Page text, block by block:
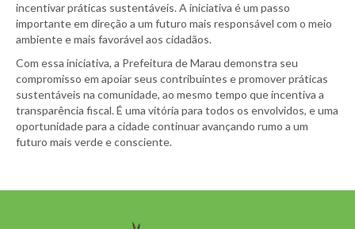
incentivar práticas sustentáveis. A iniciativa é um passo
importante em direção a um futuro mais responsável com o meio
ambiente e mais favorável aos cidadãos.
Com essa iniciativa, a Prefeitura de Marau demonstra seu
compromisso em apoiar seus contribuintes e promover práticas
sustentáveis na comunidade, ao mesmo tempo que incentiva a
transparência fiscal. É uma vitória para todos os envolvidos, e uma
oportunidade para a cidade continuar avançando rumo a um
futuro mais verde e consciente.